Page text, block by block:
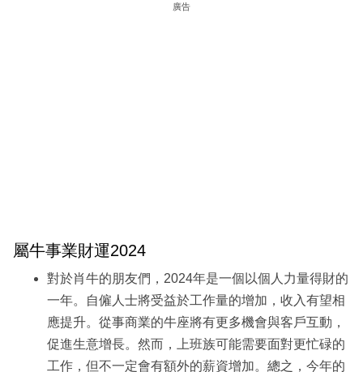
廣告
屬牛事業財運2024
對於肖牛的朋友們，2024年是一個以個人力量得財的
一年。自僱人士將受益於工作量的增加，收入有望相
應提升。從事商業的牛座將有更多機會與客戶互動，
促進生意增長。然而，上班族可能需要面對更忙碌的
工作，但不一定會有額外的薪資增加。總之，今年的